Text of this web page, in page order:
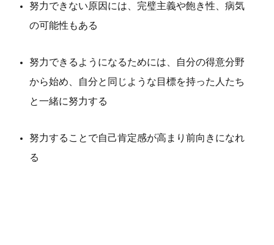
努力できない原因には、完璧主義や飽き性、病気
の可能性もある
努力できるようになるためには、自分の得意分野
から始め、自分と同じような目標を持った人たち
と一緒に努力する
努力することで自己肯定感が高まり前向きになれ
る